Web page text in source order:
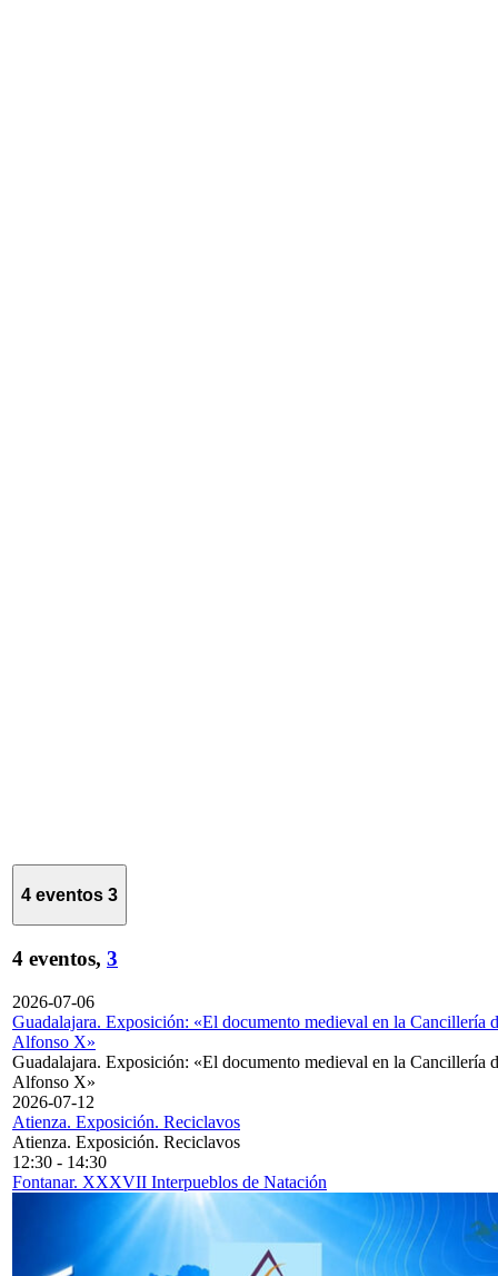
4 eventos 3
4 eventos, 3
2026-07-06
Guadalajara. Exposición: «El documento medieval en la Cancillería
Alfonso X»
Guadalajara. Exposición: «El documento medieval en la Cancillería
Alfonso X»
2026-07-12
Atienza. Exposición. Reciclavos
Atienza. Exposición. Reciclavos
12:30 - 14:30
Fontanar. XXXVII Interpueblos de Natación